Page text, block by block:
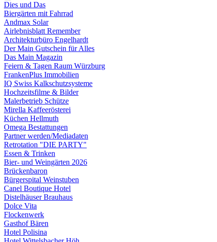
Dies und Das
Biergärten mit Fahrrad
Andmax Solar
Airlebnisblatt Remember
Architekturbüro Engelhardt
Der Main Gutschein für Alles
Das Main Magazin
Feiern & Tagen Raum Würzburg
FrankenPlus Immobilien
IQ Swiss Kalkschutzsysteme
Hochzeitsfilme & Bilder
Malerbetrieb Schütze
Mirella Kaffeerösterei
Küchen Hellmuth
Omega Bestattungen
Partner werden/Mediadaten
Retrotation "DIE PARTY"
Essen & Trinken
Bier- und Weingärten 2026
Brückenbaron
Bürgerspital Weinstuben
Canel Boutique Hotel
Distelhäuser Brauhaus
Dolce Vita
Flockenwerk
Gasthof Bären
Hotel Polisina